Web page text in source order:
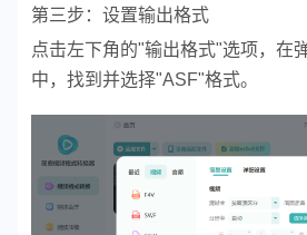
第三步：设置输出格式
点击左下角的"输出格式"选项，在
中，找到并选择"ASF"格式。